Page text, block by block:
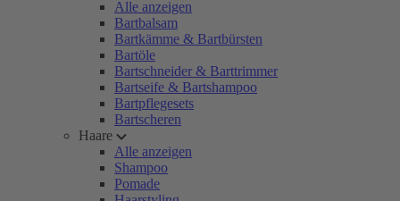
Alle anzeigen
Bartbalsam
Bartkämme & Bartbürsten
Bartöle
Bartschneider & Barttrimmer
Bartseife & Bartshampoo
Bartpflegesets
Bartscheren
Haare
Alle anzeigen
Shampoo
Pomade